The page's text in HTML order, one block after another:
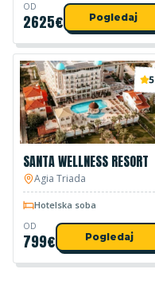
OD
2625€ Pogledaj
5
SANTA WELLNESS RESORT
Agia Triada
Hotelska soba
OD
799€ Pogledaj